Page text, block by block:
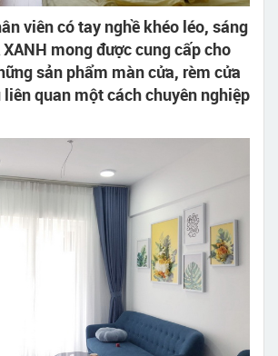
viên có tay nghề khéo léo, sáng
XANH mong được cung cấp cho
sản phẩm màn cửa, rèm cửa
quan một cách chuyên nghiệp